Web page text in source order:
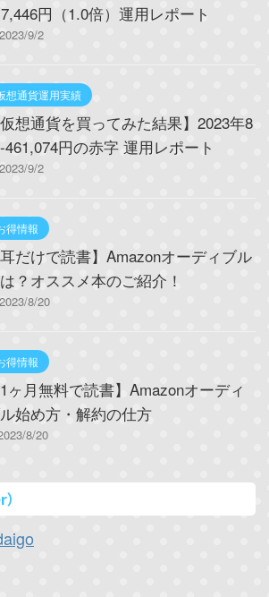
円（1.0倍）運用レポート
2023/9/2
想通貨運用実績
仮想通貨を買ってみた結果】2023年8
461,074円の赤字 運用レポート
2023/9/2
得情報
耳だけで読書】Amazonオーディブル
？オススメ本のご紹介！
2023/8/20
得情報
1ヶ月無料で読書】Amazonオーディ
始め方・解約の仕方
8/20